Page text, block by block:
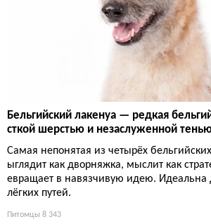
Бельгийский лакенуа — редкая
сткой шерстью и незаслуженной
Самая непонятая из четырёх
ыглядит как дворняжка, мыслит как
евращает в навязчивую идею. Идеальна
лёгких путей.
Питомцы 8 343